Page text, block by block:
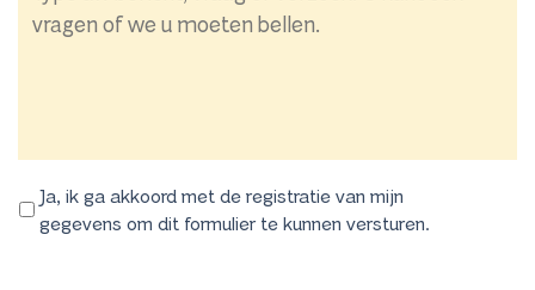
Ja, ik ga akkoord met de registratie van mijn
gegevens om dit formulier te kunnen versturen.